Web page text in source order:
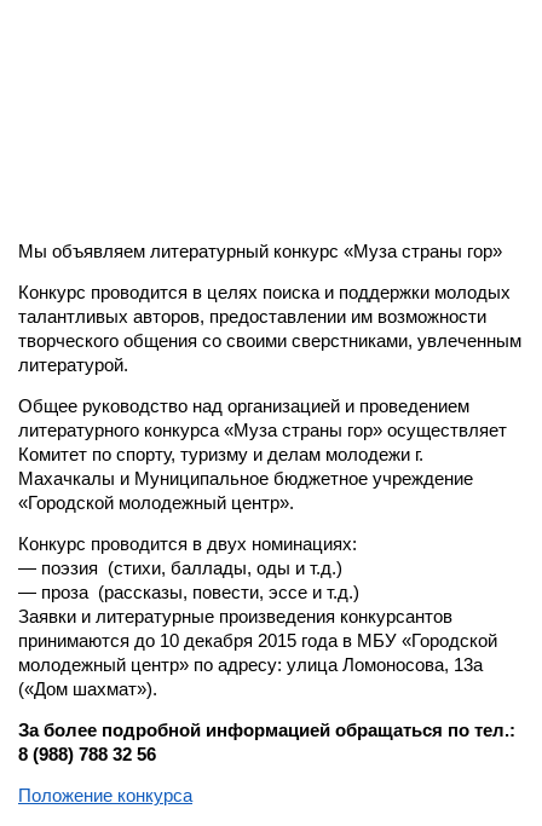
Мы объявляем литературный конкурс «Муза страны гор»
Конкурс проводится в целях поиска и поддержки молодых
талантливых авторов, предоставлении им возможности
творческого общения со своими сверстниками, увлеченным
литературой.
Общее руководство над организацией и проведением
литературного конкурса «Муза страны гор» осуществляет
Комитет по спорту, туризму и делам молодежи г.
Махачкалы и Муниципальное бюджетное учреждение
«Городской молодежный центр».
Конкурс проводится в двух номинациях:
— поэзия (стихи, баллады, оды и т.д.)
— проза (рассказы, повести, эссе и т.д.)
Заявки и литературные произведения конкурсантов
принимаются до 10 декабря 2015 года в МБУ «Городской
молодежный центр» по адресу: улица Ломоносова, 13а
(«Дом шахмат»).
За более подробной информацией обращаться по тел.:
8 (988) 788 32 56
Положение конкурса